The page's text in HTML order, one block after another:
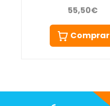
55,50€
Comprar